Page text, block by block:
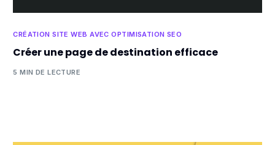
CRÉATION SITE WEB AVEC OPTIMISATION SEO
Créer une page de destination efficace
5 MIN DE LECTURE